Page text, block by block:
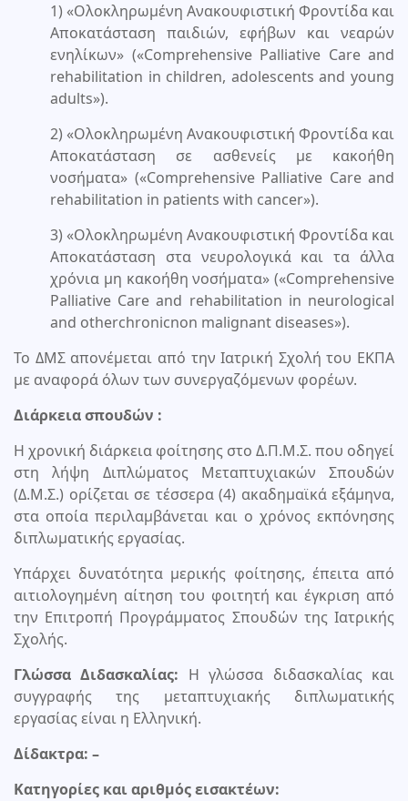
1) «Ολοκληρωμένη Ανακουφιστική Φροντίδα και
Αποκατάσταση παιδιών, εφήβων και νεαρών
ενηλίκων» («Comprehensive Palliative Care and
rehabilitation in children, adolescents and young
adults»).
2) «Ολοκληρωμένη Ανακουφιστική Φροντίδα και
Αποκατάσταση σε ασθενείς με κακοήθη
νοσήματα» («Comprehensive Palliative Care and
rehabilitation in patients with cancer»).
3) «Ολοκληρωμένη Ανακουφιστική Φροντίδα και
Αποκατάσταση στα νευρολογικά και τα άλλα
χρόνια μη κακοήθη νοσήματα» («Comprehensive
Palliative Care and rehabilitation in neurological
and otherchronicnon malignant diseases»).
Το ΔΜΣ απονέμεται από την Ιατρική Σχολή του ΕΚΠΑ
με αναφορά όλων των συνεργαζόμενων φορέων.
Διάρκεια σπουδών :
Η χρονική διάρκεια φοίτησης στο Δ.Π.Μ.Σ. που οδηγεί
στη λήψη Διπλώματος Μεταπτυχιακών Σπουδών
(Δ.Μ.Σ.) ορίζεται σε τέσσερα (4) ακαδημαϊκά εξάμηνα,
στα οποία περιλαμβάνεται και ο χρόνος εκπόνησης
διπλωματικής εργασίας.
Υπάρχει δυνατότητα μερικής φοίτησης, έπειτα από
αιτιολογημένη αίτηση του φοιτητή και έγκριση από
την Επιτροπή Προγράμματος Σπουδών της Ιατρικής
Σχολής.
Γλώσσα Διδασκαλίας: Η γλώσσα διδασκαλίας και
συγγραφής της μεταπτυχιακής διπλωματικής
εργασίας είναι η Ελληνική.
Δίδακτρα: –
Κατηγορίες και αριθμός εισακτέων: